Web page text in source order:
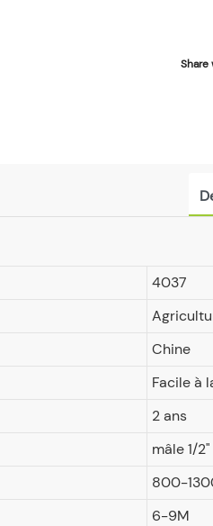
Share
4037
Chine
Facile à
2 ans
mâle 1/
800-
6-9M